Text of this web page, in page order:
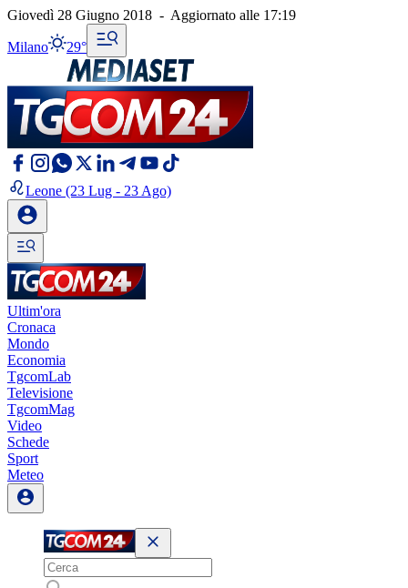
Giovedì 28 Giugno 2018 - Aggiornato alle 17:19
Milano 29°
Leone (23 Lug - 23 Ago)
Ultim'ora
Cronaca
Mondo
Economia
TgcomLab
Televisione
TgcomMag
Video
Schede
Sport
Meteo